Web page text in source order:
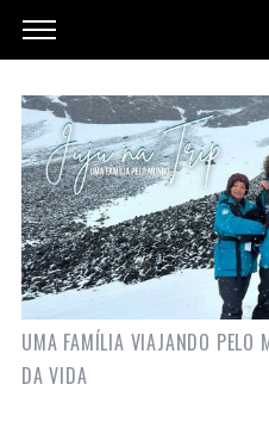
UMA FAMÍLIA VIAJANDO PELO
DA VIDA